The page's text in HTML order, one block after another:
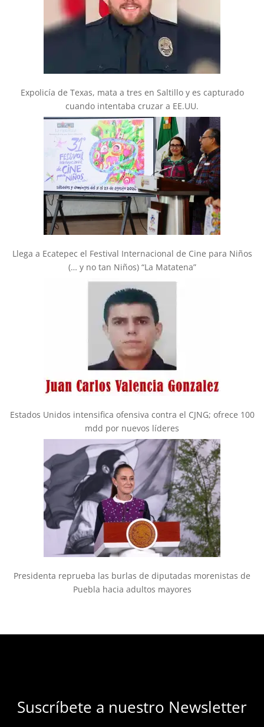
Expolicía de Texas, mata a tres en Saltillo y es capturado
cuando intentaba cruzar a EE.UU.
Llega a Ecatepec el Festival Internacional de Cine para Niños
(… y no tan Niños) “La Matatena”
Estados Unidos intensifica ofensiva contra el CJNG; ofrece 100
mdd por nuevos líderes
Presidenta reprueba las burlas de diputadas morenistas de
Puebla hacia adultos mayores
Suscríbete a nuestro Newsletter